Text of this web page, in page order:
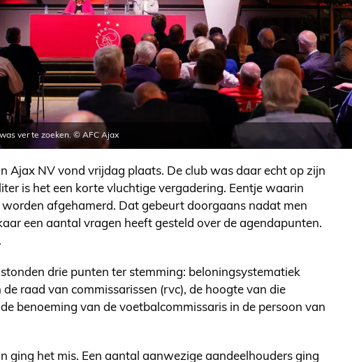
ver te zoeken. © AFC Ajax
Ajax NV vond vrijdag plaats. De club was daar echt op zijn
is het een korte vluchtige vergadering. Eentje waarin
afgehamerd. Dat gebeurt doorgaans nadat men
een aantal vragen heeft gesteld over de agendapunten.
drie punten ter stemming: beloningsystematiek
de raad van commissarissen (rvc), de hoogte van die
benoeming van de voetbalcommissaris in de persoon van
ging het mis. Een aantal aanwezige aandeelhouders ging